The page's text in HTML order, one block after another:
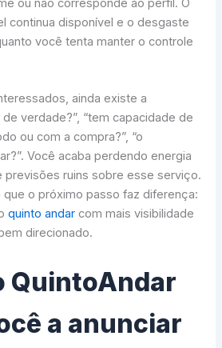
ou não corresponde ao perfil. O
continua disponível e o desgaste
você tenta manter o controle
ainda existe a
verdade?”, “tem capacidade de
ou com a compra?”, “o
Você acaba perdendo energia
previsões ruins sobre esse serviço.
o próximo passo faz diferença:
quinto andar com mais visibilidade
direcionado.
QuintoAndar
a anunciar